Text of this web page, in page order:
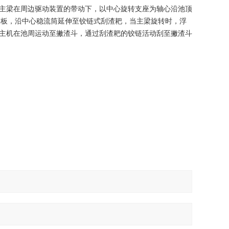
梁在周边驱动装置的带动下，以中心旋转支座为轴心沿池顶
，沿中心稳流筒延伸至铰链式刮渣耙，当主梁旋转时，浮
机在池周运动至撇渣斗，通过刮渣耙的铰链活动刮至撇渣斗